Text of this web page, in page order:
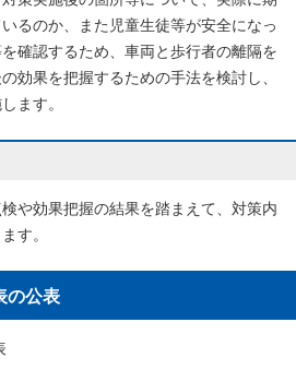
るのか、また児童生徒等が安全になっ
確認するため、車両と歩行者の離隔を
効果を把握するための手法を検討し、
ます。
や効果把握の結果を踏まえて、対策内
す。
の公表